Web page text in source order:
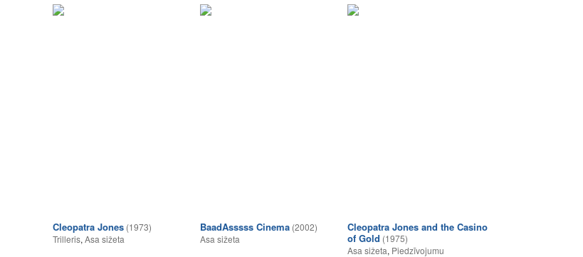
Cleopatra Jones (1973)
Trilleris, Asa sižeta
BaadAsssss Cinema (2002)
Asa sižeta
Cleopatra Jones and the Casino
of Gold (1975)
Asa sižeta, Piedzīvojumu